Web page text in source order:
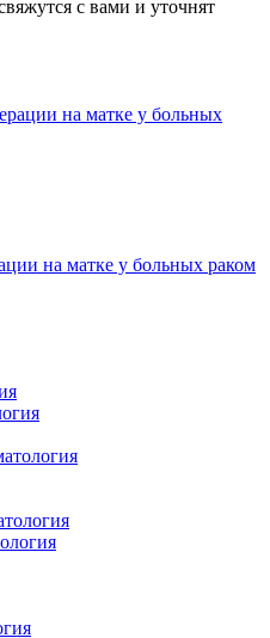
с вами и уточнят
на матке у больных раком